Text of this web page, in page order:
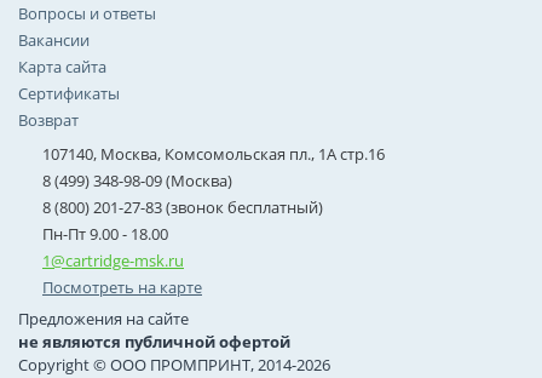
Вопросы и ответы
Вакансии
Карта сайта
Сертификаты
Возврат
107140, Москва, Комсомольская пл., 1А стр.16
8 (499) 348-98-09 (Москва)
8 (800) 201-27-83 (звонок бесплатный)
Пн-Пт 9.00 - 18.00
1@cartridge-msk.ru
Посмотреть на карте
Предложения на сайте
не являются публичной офертой
Copyright © ООО ПРОМПРИНТ, 2014-2026